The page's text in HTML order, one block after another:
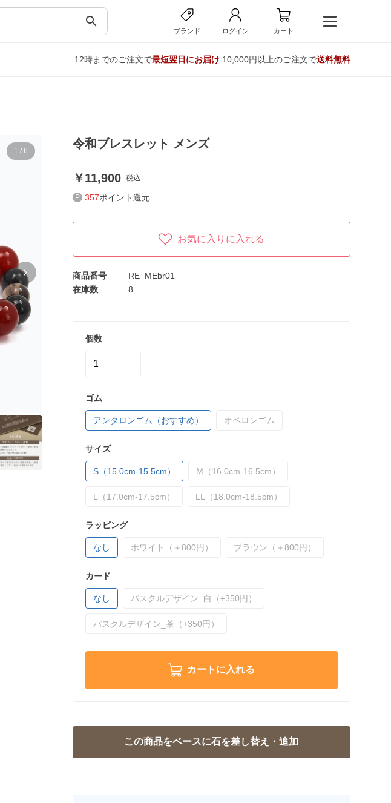
search
ブランド ログイン カート
12時までのご注文で最短翌日にお届け10,000円以上のご注文で送料無料
1 / 6
令和ブレスレット メンズ
11,900 税込
357ポイント還元
お気に入りに入れる
商品番号
RE_MEbr01
在庫数
8
個数
ゴム
アンタロンゴム（おすすめ） オペロンゴム
サイズ
S（15.0cm-15.5cm） M（16.0cm-16.5cm）
L（17.0cm-17.5cm） LL（18.0cm-18.5cm）
ラッピング
なし ホワイト（＋800円） ブラウン（＋800円）
カード
なし パスクルデザイン_白（+350円）
パスクルデザイン_茶（+350円）
カートに入れる